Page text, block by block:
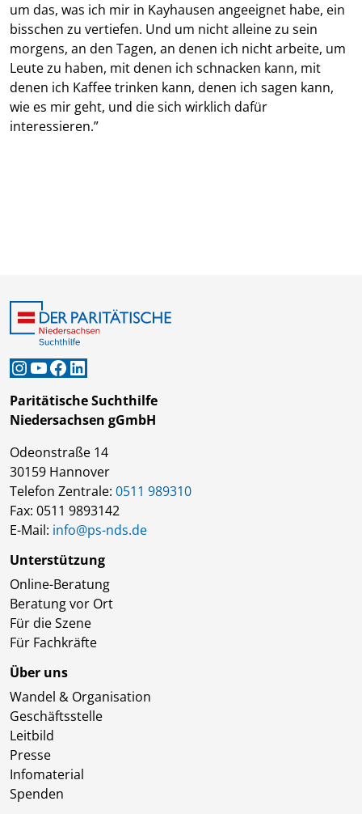
um das, was ich mir in Kayhausen angeeignet habe, ein
bisschen zu vertiefen. Und um nicht alleine zu sein
morgens, an den Tagen, an denen ich nicht arbeite, um
Leute zu haben, mit denen ich schnacken kann, mit
denen ich Kaffee trinken kann, denen ich sagen kann,
wie es mir geht, und die sich wirklich dafür
interessieren.”
Instagram
YouTube
Facebook
LinkedIn
Paritätische Suchthilfe
Niedersachsen gGmbH
Odeonstraße 14
30159 Hannover
Telefon Zentrale: 0511 989310
Fax: 0511 9893142
E-Mail: info@ps-nds.de
Unterstützung
Online-Beratung
Beratung vor Ort
Für die Szene
Für Fachkräfte
Über uns
Wandel & Organisation
Geschäftsstelle
Leitbild
Presse
Infomaterial
Spenden